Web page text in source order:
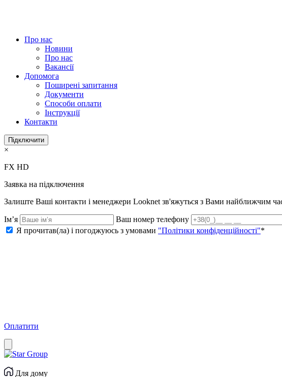
Про нас
Новини
Про нас
Вакансії
Допомога
Поширені запитання
Документи
Способи оплати
Інструкції
Контакти
Підключити
×
FX HD
Заявка на підключення
Залиште Ваші контакти і менеджери Looknet зв'яжуться з Вами найближчим
Ім’я Ваш номер телефону
Я прочитав(ла) і погоджуюсь з умовами "Політики конфіденційності"*
Оплатити
Для дому